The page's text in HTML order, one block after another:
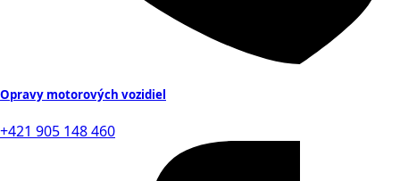
Opravy motorových vozidiel
+421 905 148 460